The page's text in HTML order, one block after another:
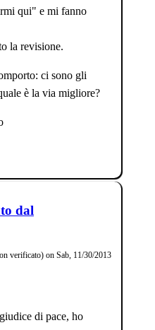
qui" e mi fanno
la revisione.
ci sono gli
è la via migliore?
dal
verificato) on Sab, 11/30/2013
di pace, ho